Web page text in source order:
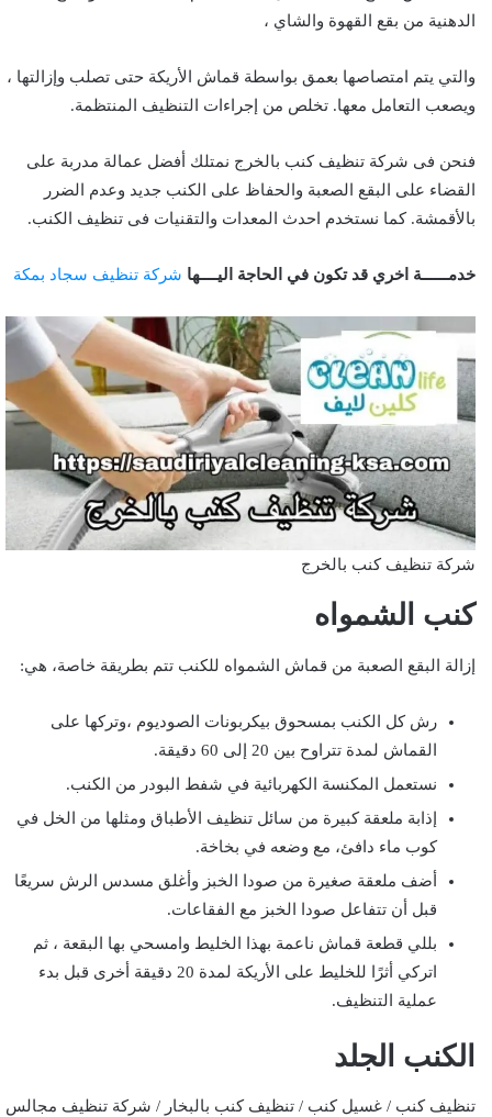
الدهنية من بقع القهوة والشاي ،
والتي يتم امتصاصها بعمق بواسطة قماش الأريكة حتى تصلب وإزالتها ،
ويصعب التعامل معها. تخلص من إجراءات التنظيف المنتظمة.
فنحن فى شركة تنظيف كنب بالخرج نمتلك أفضل عمالة مدربة على
القضاء على البقع الصعبة والحفاظ على الكنب جديد وعدم الضرر
بالأقمشة. كما نستخدم احدث المعدات والتقنيات فى تنظيف الكنب.
خدمــــــة اخري قد تكون في الحاجة اليــــها شركة تنظيف سجاد بمكة
شركة تنظيف كنب بالخرج
كنب الشمواه
إزالة البقع الصعبة من قماش الشمواه للكنب تتم بطريقة خاصة، هي:
رش كل الكنب بمسحوق بيكربونات الصوديوم ،وتركها على
القماش لمدة تتراوح بين 20 إلى 60 دقيقة.
نستعمل المكنسة الكهربائية في شفط البودر من الكنب.
إذابة ملعقة كبيرة من سائل تنظيف الأطباق ومثلها من الخل في
كوب ماء دافئ، مع وضعه في بخاخة.
أضف ملعقة صغيرة من صودا الخبز وأغلق مسدس الرش سريعًا
قبل أن تتفاعل صودا الخبز مع الفقاعات.
بللي قطعة قماش ناعمة بهذا الخليط وامسحي بها البقعة ، ثم
اتركي أثرًا للخليط على الأريكة لمدة 20 دقيقة أخرى قبل بدء
عملية التنظيف.
الكنب الجلد
تنظيف كنب / غسيل كنب / تنظيف كنب بالبخار / شركة تنظيف مجالس